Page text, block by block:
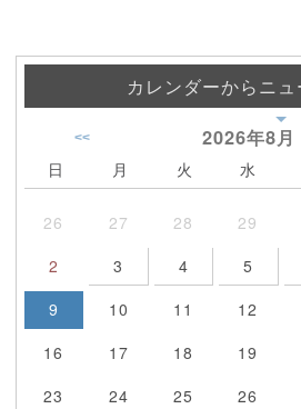
カレンダーからニ
2026年8月
<<
日 月 火 水
26 27 28 29
2
3 4 5
9
10 11 12
16
17 18 19
23
24 25 26